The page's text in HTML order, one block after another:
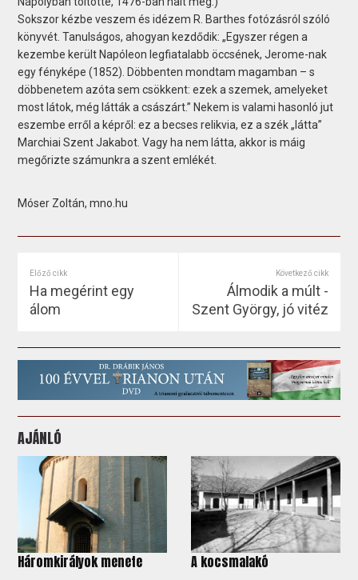
Sokszor kézbe veszem és idézem R. Barthes fotózásról szóló
könyvét. Tanulságos, ahogyan kezdődik: „Egyszer régen a
kezembe került Napóleon legfiatalabb öccsének, Jerome-nak
egy fényképe (1852). Döbbenten mondtam magamban – s
döbbenetem azóta sem csökkent: ezek a szemek, amelyeket
most látok, még látták a császárt.” Nekem is valami hasonló jut
eszembe erről a képről: ez a becses relikvia, ez a szék „látta”
Marchiai Szent Jakabot. Vagy ha nem látta, akkor is máig
megőrizte számunkra a szent emlékét.
Móser Zoltán, mno.hu
Előző cikk
Ha megérint egy
álom
Következő cikk
Álmodik a múlt -
Szent György, jó vitéz
AJÁNLÓ
Háromkirályok menete A kocsmalakó